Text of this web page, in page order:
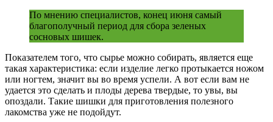
По мнению специалистов, конец июня самый
благополучный период для сбора зеленых
сосновых шишек.
Показателем того, что сырье можно собирать, является еще
такая характеристика: если изделие легко протыкается ножом
или ногтем, значит вы во время успели. А вот если вам не
удается это сделать и плоды дерева твердые, то увы, вы
опоздали. Такие шишки для приготовления полезного
лакомства уже не подойдут.